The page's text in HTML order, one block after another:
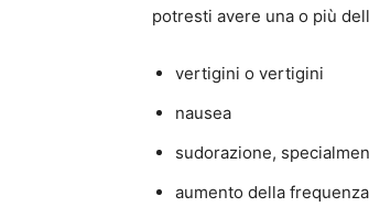
potresti avere una o più
vertigini o vertigini
nausea
sudorazione,
aumento della